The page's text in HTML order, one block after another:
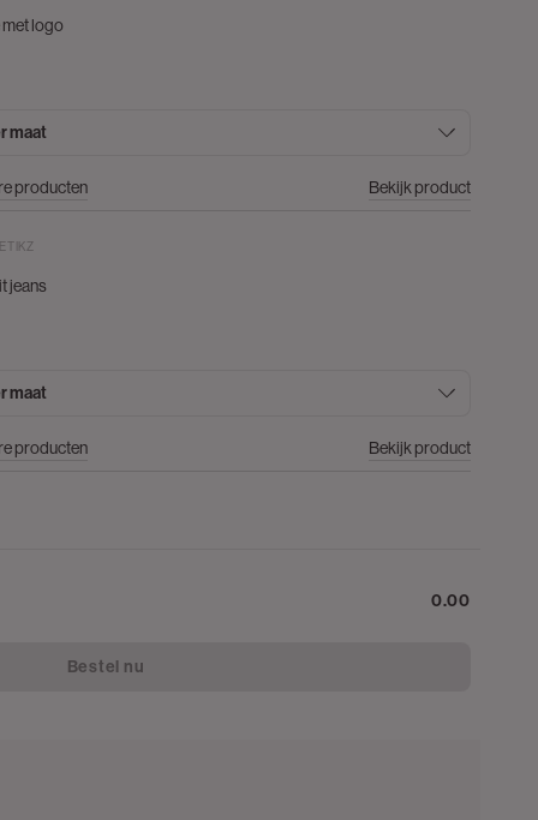
logo
maat
producten Bekijk product
jeans
maat
producten Bekijk product
0.00
Bestel nu